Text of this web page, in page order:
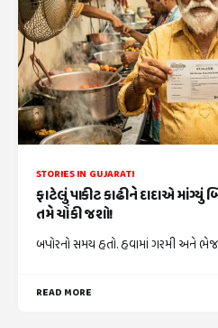
STORIES IN GUJARATI
ફાટેલું પાકીટ કાઢીને દાદાએ
તમે ચોંકી જશો!
બપોરનો સમય હતો. હવામાં ગરમી અને
READ MORE